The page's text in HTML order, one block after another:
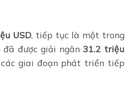
USD, tiếp tục là một trong
đã được giải ngân 31.2 triệu
giai đoạn phát triển tiếp